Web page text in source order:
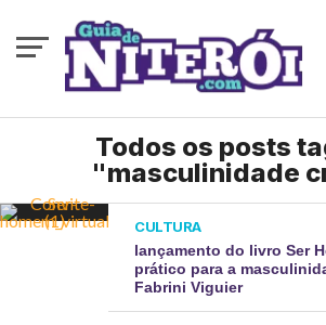
Todos os posts
"masculinidade
CULTURA
lançamento do livro Ser
prático para a
Fabrini Viguier